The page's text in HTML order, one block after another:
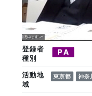
登録者
種別
活動地
域
東京都 神奈